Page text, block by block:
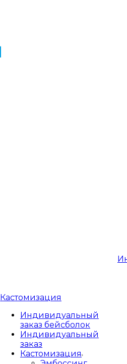
Кастомизация
Индивидуальный
заказ бейсболок
Индивидуальный
заказ
Кастомизация